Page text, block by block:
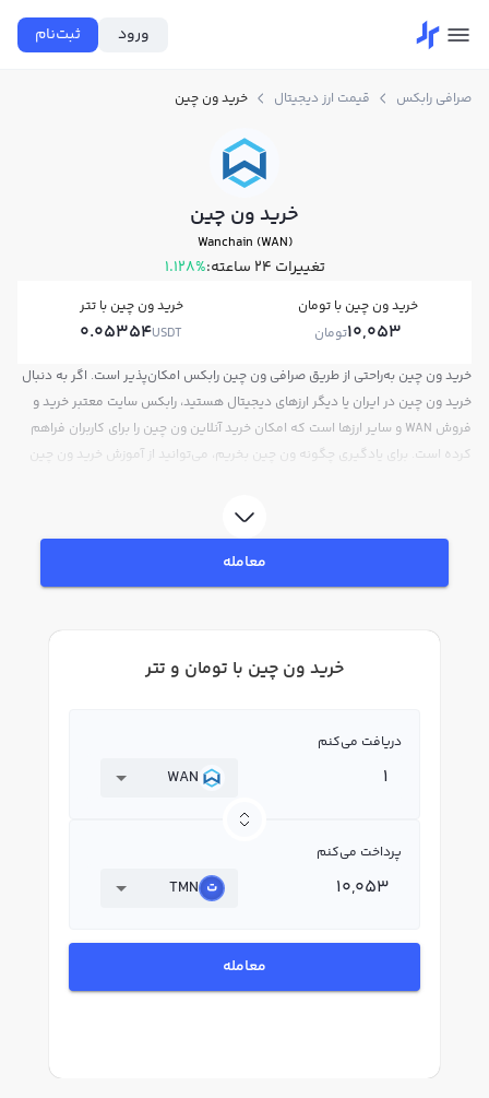
ورود ثبت‌نام
صرافی رابکس قیمت ارز دیجیتال خرید ون چین
خرید ون چین
Wanchain (WAN)
تغییرات ۲۴ ساعته: 1.128%
خرید ون چین با تومان
10,053تومان
خرید ون چین با تتر
0.05354USDT
خرید ون چین به‌راحتی از طریق صرافی ون چین رابکس امکان‌پذیر است. اگر به دنبال
خرید ون چین در ایران یا دیگر ارزهای دیجیتال هستید، رابکس سایت معتبر خرید و
فروش WAN و سایر ارزها است که امکان خرید آنلاین ون چین را برای کاربران فراهم
کرده است. برای یادگیری چگونه ون چین بخریم، می‌توانید از آموزش خرید ون چین
بپردازید. در بازار رابکس، قیمت لحظه‌ای، نمودار و امکانات فروش ون چین نیز در
دسترس شما قرار دارد تا بتوانید تصمیمات بهتری در معاملات خود بگیرید.
معامله
خرید ون چین با تومان و تتر
دریافت می‌کنم
WAN
پرداخت می‌کنم
TMN
معامله